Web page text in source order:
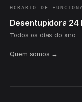
HORÁRIO DE
Desentupidora 24
Todos os dias do ano
Quem somos →